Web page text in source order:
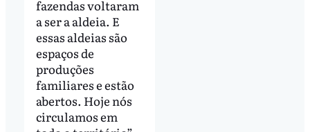
fazendas voltaram
a ser a aldeia. E
essas aldeias são
espaços de
produções
familiares e estão
abertos. Hoje nós
circulamos em